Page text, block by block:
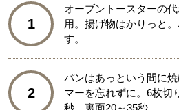
1
オーブントースターの
用。揚げ物はかりっと
す。
2
パンはあっという間に
マーを忘れずに。6枚切